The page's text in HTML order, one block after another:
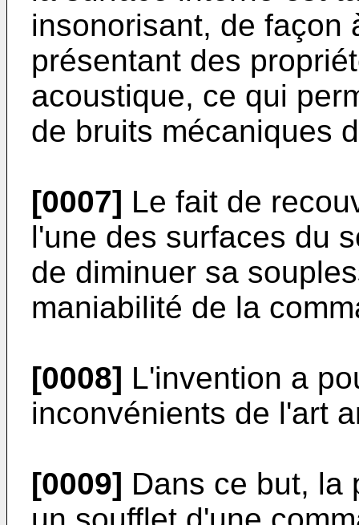
insonorisant, de façon
présentant des
acoustique, ce qui
de bruits mécaniques
[0007] Le fait de
l'une des surfaces du
de diminuer sa
maniabilité de la
[0008] L'invention a
inconvénients de l'art
[0009] Dans ce but, la